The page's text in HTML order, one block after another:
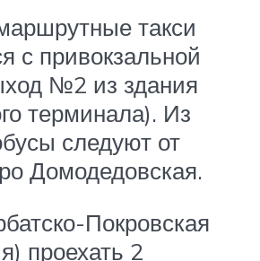
такси
с привокзальной
№2 из здания
терминала). Из
следуют от
Домодедовская.
Покровская
проехать 2